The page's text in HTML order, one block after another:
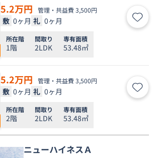
5.2万円 管理・共益費 3,500円
敷 0ヶ月 礼 0ヶ月 お気
所在階
1階
間取り
2LDK
専有面積
53.48㎡
5.2万円 管理・共益費 3,500円
敷 0ヶ月 礼 0ヶ月 お気
所在階
2階
間取り
2LDK
専有面積
53.48㎡
ニューハイネスＡ